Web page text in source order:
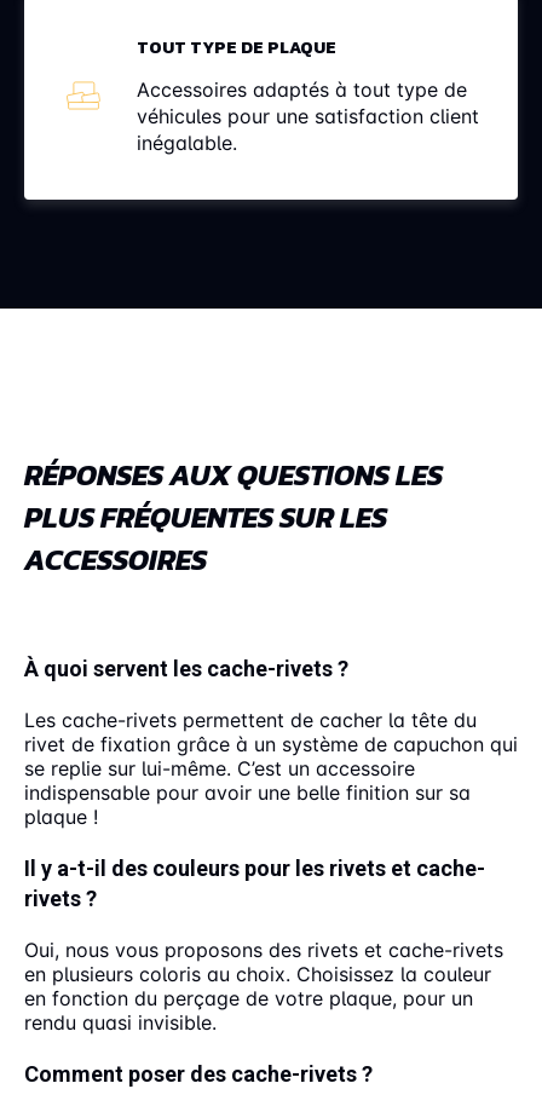
TOUT TYPE DE PLAQUE
Accessoires adaptés à tout type de
véhicules pour une satisfaction client
inégalable.
RÉPONSES AUX QUESTIONS LES
PLUS FRÉQUENTES SUR LES
ACCESSOIRES
À quoi servent les cache-rivets ?
Les cache-rivets permettent de cacher la tête du
rivet de fixation grâce à un système de capuchon qui
se replie sur lui-même. C’est un accessoire
indispensable pour avoir une belle finition sur sa
plaque !
Il y a-t-il des couleurs pour les rivets et cache-
rivets ?
Oui, nous vous proposons des rivets et cache-rivets
en plusieurs coloris au choix. Choisissez la couleur
en fonction du perçage de votre plaque, pour un
rendu quasi invisible.
Comment poser des cache-rivets ?